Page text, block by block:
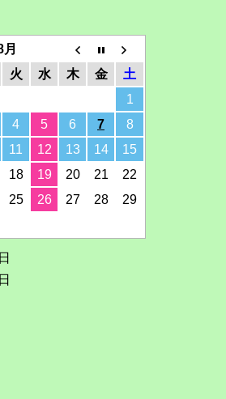
火 水 木 金
土
1
4 5 6 7
8
11 12 13 14
15
18 19 20 21
22
25 26 27 28
29